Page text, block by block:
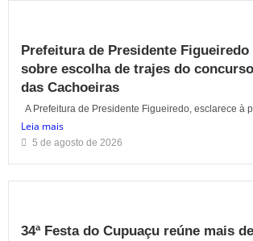
Prefeitura de Presidente Figueiredo
sobre escolha de trajes do
das Cachoeiras
A Prefeitura de Presidente Figueiredo, esclarece à
Leia mais
5 de agosto de 2026
34ª Festa do Cupuaçu reúne mais